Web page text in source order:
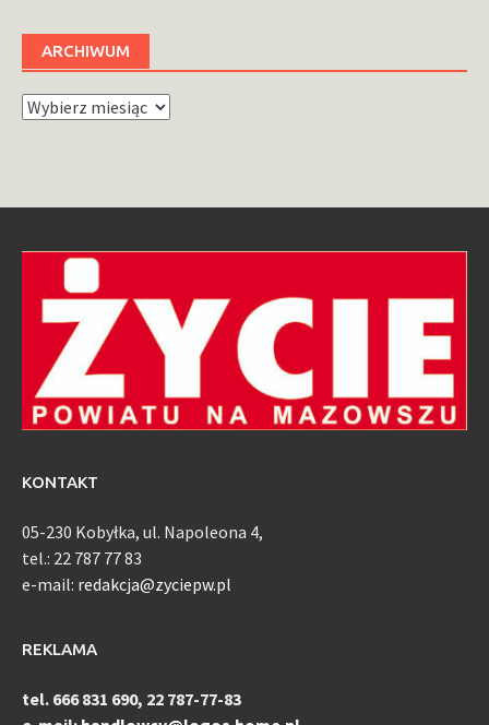
ARCHIWUM
Archiwum
KONTAKT
05-230 Kobyłka, ul. Napoleona 4,
tel.: 22 787 77 83
e-mail: redakcja@zyciepw.pl
REKLAMA
tel. 666 831 690, 22 787-77-83